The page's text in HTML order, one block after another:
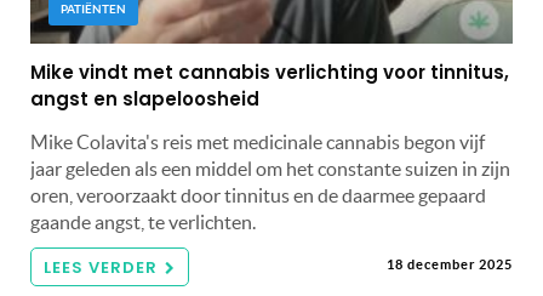
PATIËNTEN
Mike vindt met cannabis verlichting voor tinnitus,
angst en slapeloosheid
Mike Colavita's reis met medicinale cannabis begon vijf
jaar geleden als een middel om het constante suizen in zijn
oren, veroorzaakt door tinnitus en de daarmee gepaard
gaande angst, te verlichten.
LEES VERDER 18 december 2025